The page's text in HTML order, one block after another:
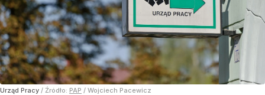
Urząd Pracy / Źródło: PAP / Wojciech Pacewicz